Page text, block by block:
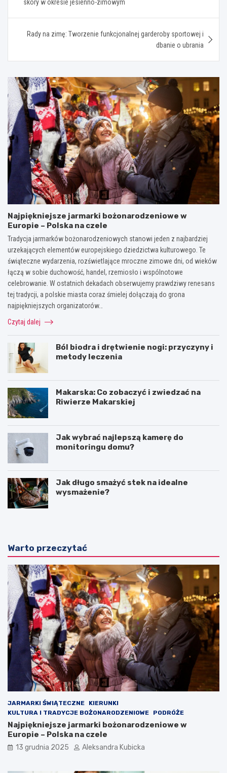
skóry w okresie jesienno-zimowym
Rady na zimę: Tworzenie funkcjonalnej garderoby sportowej i
dbanie o ubrania
Najpiękniejsze jarmarki bożonarodzeniowe w
Europie – Polska na czele
Tradycja jarmarków bożonarodzeniowych stanowi jeden z najbardziej
urzekających elementów europejskiego dziedzictwa kulturowego. Te
świąteczne wydarzenia, rozświetlające mroczne zimowe dni, od wieków
łączą w sobie duchowość, handel, rzemiosło i wspólnotowe
celebrowanie. W ostatnich dekadach obserwujemy prawdziwy renesans
tej tradycji, a polskie miasta coraz śmielej dołączają do grona
najpiękniejszych organizatorów…
Czytaj dalej
Ból biodra i drętwienie nogi: przyczyny i
metody leczenia
Makarska: Co zobaczyć i zwiedzać na
Riwierze Makarskiej
Jak wybrać najlepszą kamerę do
monitoringu domu?
Jak długo smażyć stek na idealne
wysmażenie?
Warto przeczytać
JARMARKI ŚWIĄTECZNE
KIERUNKI
KULTURA I TRADYCJE BOŻONARODZENIOWE
PODRÓŻE
Najpiękniejsze jarmarki bożonarodzeniowe w
Europie – Polska na czele
13 grudnia 2025 Aleksandra Kubicka